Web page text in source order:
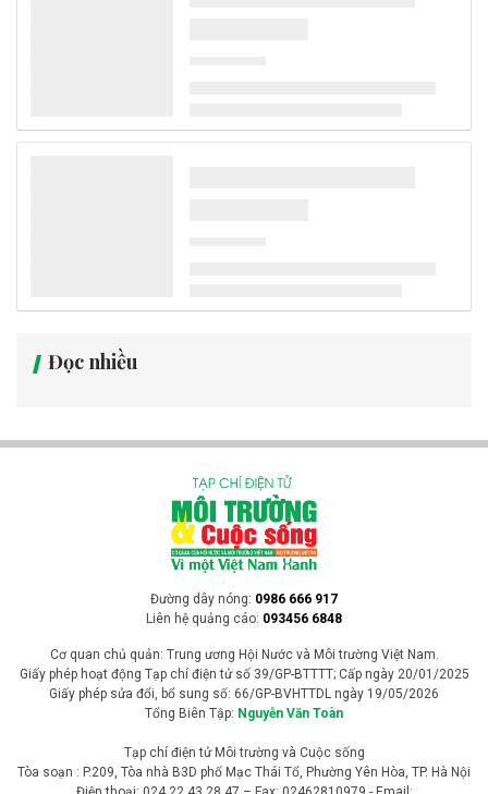
Đọc nhiều
Đường dây nóng: 0986 666 917
Liên hệ quảng cáo: 093456 6848
Cơ quan chủ quản: Trung ương Hội Nước và Môi trường Việt Nam.
Giấy phép hoạt động Tạp chí điện tử số 39/GP-BTTTT; Cấp ngày 20/01/2025
Giấy phép sửa đổi, bổ sung số: 66/GP-BVHTTDL ngày 19/05/2026
Tổng Biên Tập: Nguyễn Văn Toàn
Tạp chí điện tử Môi trường và Cuộc sống
Tòa soạn : P.209, Tòa nhà B3D phố Mạc Thái Tổ, Phường Yên Hòa, TP. Hà Nội